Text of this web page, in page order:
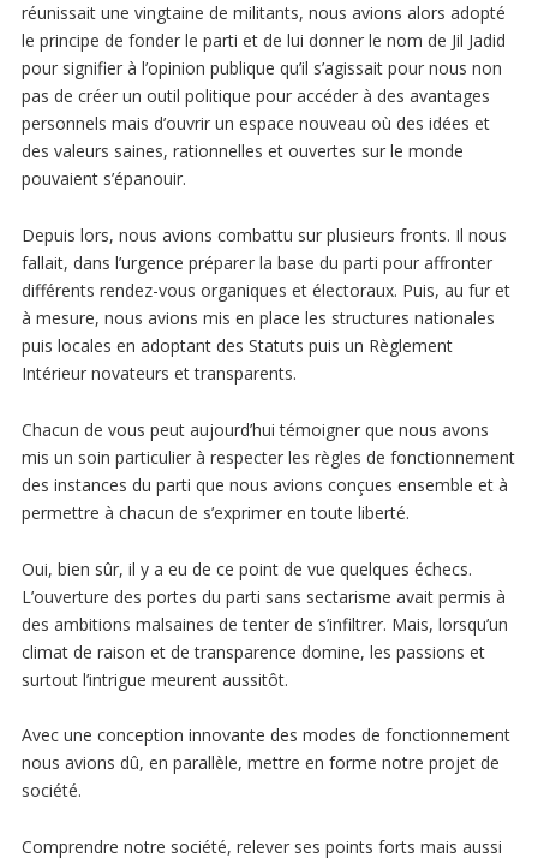
réunissait une vingtaine de militants, nous avions alors adopté
le principe de fonder le parti et de lui donner le nom de Jil Jadid
pour signifier à l’opinion publique qu’il s’agissait pour nous non
pas de créer un outil politique pour accéder à des avantages
personnels mais d’ouvrir un espace nouveau où des idées et
des valeurs saines, rationnelles et ouvertes sur le monde
pouvaient s’épanouir.
Depuis lors, nous avions combattu sur plusieurs fronts. Il nous
fallait, dans l’urgence préparer la base du parti pour affronter
différents rendez-vous organiques et électoraux. Puis, au fur et
à mesure, nous avions mis en place les structures nationales
puis locales en adoptant des Statuts puis un Règlement
Intérieur novateurs et transparents.
Chacun de vous peut aujourd’hui témoigner que nous avons
mis un soin particulier à respecter les règles de fonctionnement
des instances du parti que nous avions conçues ensemble et à
permettre à chacun de s’exprimer en toute liberté.
Oui, bien sûr, il y a eu de ce point de vue quelques échecs.
L’ouverture des portes du parti sans sectarisme avait permis à
des ambitions malsaines de tenter de s’infiltrer. Mais, lorsqu’un
climat de raison et de transparence domine, les passions et
surtout l’intrigue meurent aussitôt.
Avec une conception innovante des modes de fonctionnement
nous avions dû, en parallèle, mettre en forme notre projet de
société.
Comprendre notre société, relever ses points forts mais aussi